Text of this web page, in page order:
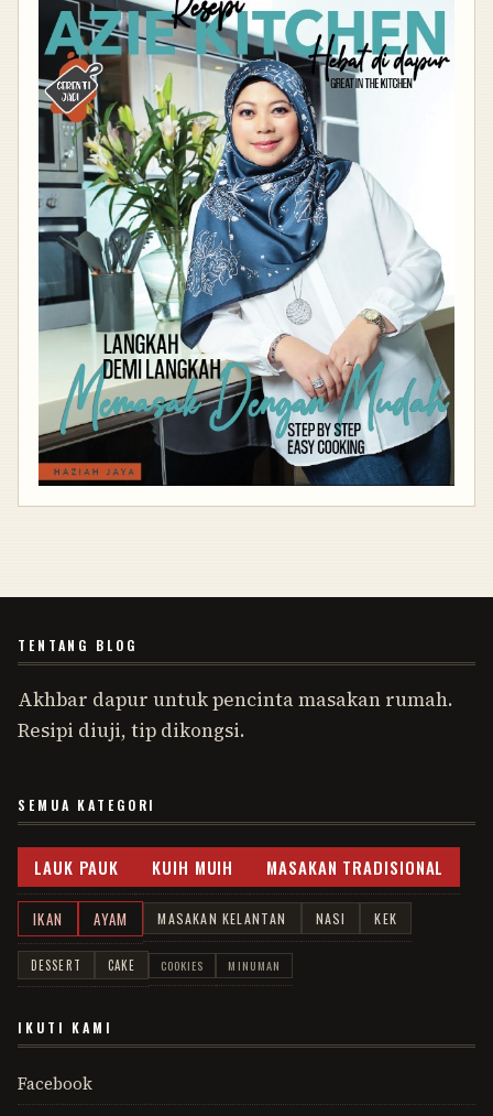
TENTANG BLOG
Akhbar dapur untuk pencinta masakan rumah.
Resipi diuji, tip dikongsi.
SEMUA KATEGORI
LAUK PAUK KUIH MUIH MASAKAN TRADISIONAL
IKAN AYAM MASAKAN KELANTAN NASI KEK
DESSERT CAKE COOKIES MINUMAN
IKUTI KAMI
Facebook